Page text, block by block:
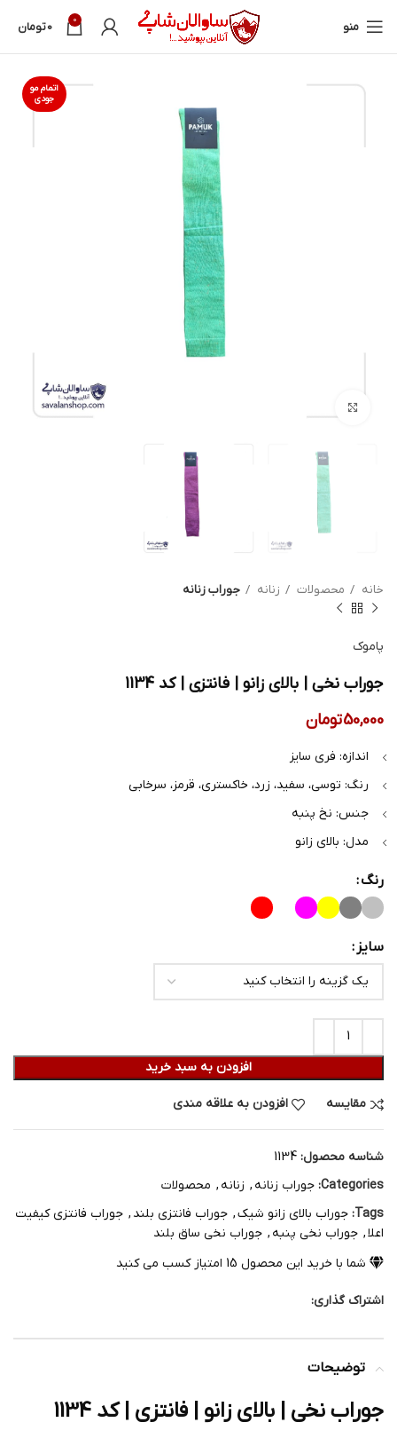
منو 0
0تومان
اتمام مو
جودی
خانه محصولات زنانه جوراب زنانه
پاموک
جوراب نخی | بالای زانو | فانتزی | کد 1134
50,000تومان
اندازه: فری سایز
رنگ: توسی، سفید، زرد، خاکستری، قرمز، سرخابی
جنس: نخ پنبه
مدل: بالای زانو
رنگ
سایز
افزودن به سبد خرید
مقایسه افزودن به علاقه مندی
شناسه محصول: 1134
Categories: جوراب زنانه , زنانه , محصولات
Tags: جوراب بالای زانو شیک, جوراب فانتزی بلند , جوراب فانتزی کیفیت
اعلا, جوراب نخی پنبه , جوراب نخی ساق بلند
شما با خرید این محصول 15 امتیاز کسب می کنید
اشتراک گذاری:
توضیحات
جوراب نخی | بالای زانو | فانتزی | کد 1134